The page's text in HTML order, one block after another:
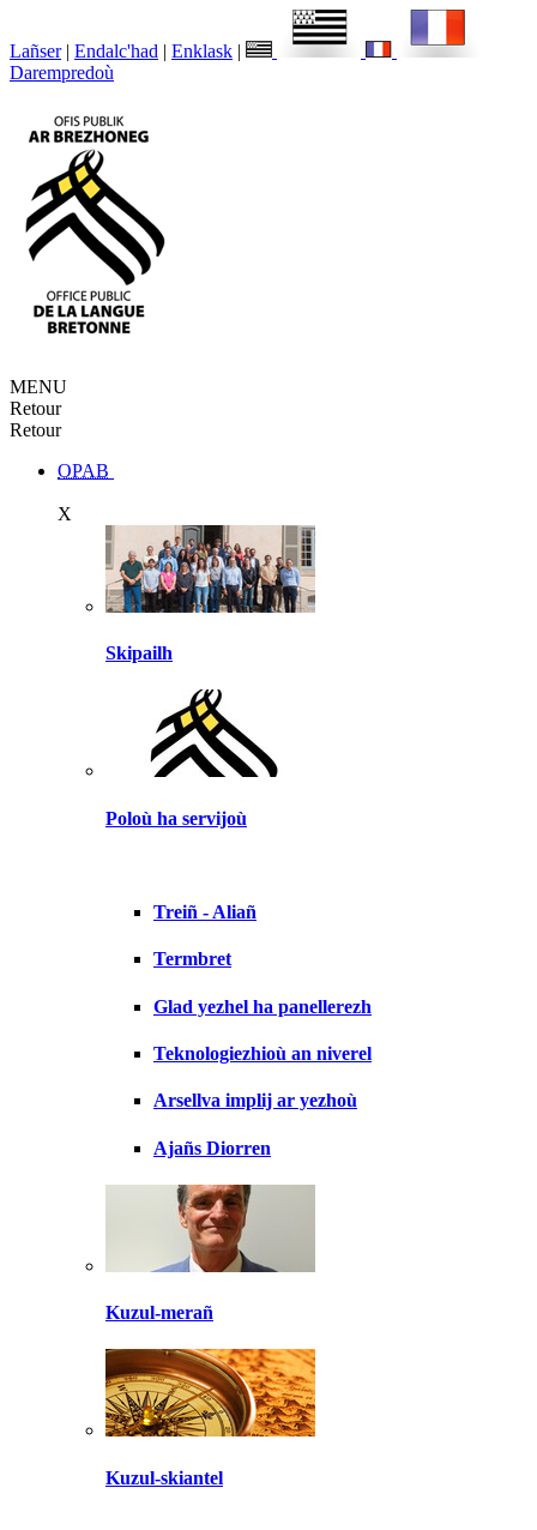
Lañser | Endalc'had | Enklask |
Darempredoù
MENU
Retour
Retour
OPAB
X
Skipailh
Poloù ha servijoù
Treiñ - Aliañ
Termbret
Glad yezhel ha panellerezh
Teknologiezhioù an niverel
Arsellva implij ar yezhoù
Ajañs Diorren
Kuzul-merañ
Kuzul-skiantel